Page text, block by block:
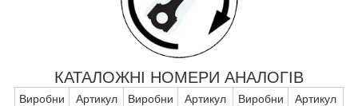
КАТАЛОЖНІ НОМЕРИ АНАЛОГІВ
Виробни
Артикул
Виробни
Артикул
Виробни
Артикул